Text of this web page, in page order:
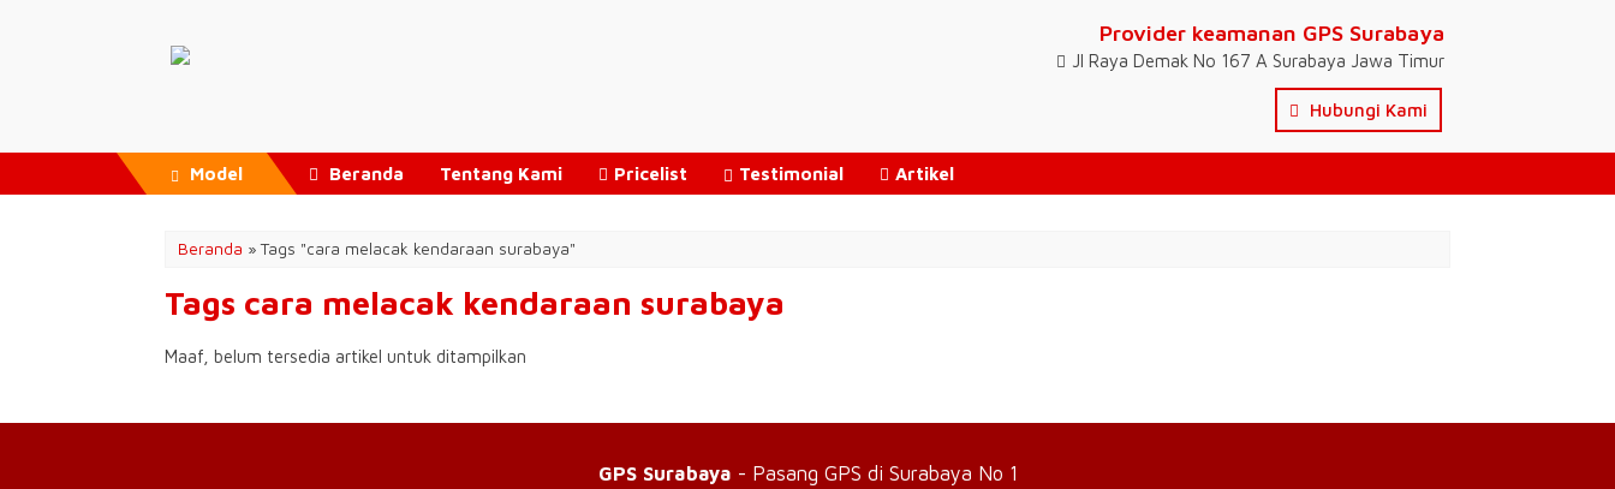
Provider keamanan GPS Surabaya
Jl Raya Demak No 167 A Surabaya Jawa Timur
Hubungi Kami
Model Beranda Tentang Kami Pricelist Testimonial Artikel
Beranda »Tags "cara melacak kendaraan surabaya"
Tags cara melacak kendaraan surabaya
Maaf, belum tersedia artikel untuk ditampilkan
GPS Surabaya - Pasang GPS di Surabaya No 1